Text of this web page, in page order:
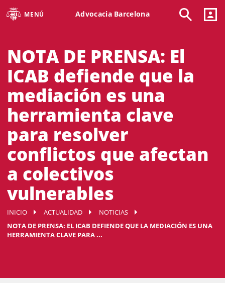
MENÚ Advocacia Barcelona
NOTA DE PRENSA: El
ICAB defiende que la
mediación es una
herramienta clave
para resolver
conflictos que afectan
a colectivos
vulnerables
INICIO ACTUALIDAD
NOTICIAS
NOTA DE PRENSA: EL ICAB DEFIENDE QUE LA MEDIACIÓN ES UNA
HERRAMIENTA CLAVE PARA ...